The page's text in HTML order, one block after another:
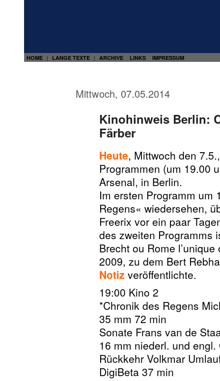
HOME | LANGE TEXTE | ARCHIVE LINKS IMPRESSUM
Mittwoch, 07.05.2014
Kinohinweis Berlin:
Färber
Heute, Mittwoch den
Programmen (um 19.00
Arsenal, in Berlin.
Im ersten Programm um
Regens« wiedersehen,
Freerix vor ein paar
des zweiten Programms
Brecht ou Rome
2009, zu dem Bert
Notiz veröffentlichte.
19:00 Kino 2
*Chronik des Regens
35 mm 72 min
Sonate Frans van de
16 mm niederl. und engl.
Rückkehr Volkmar
DigiBeta 37 min